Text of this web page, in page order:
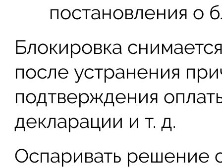
постановления о
Блокировка
после устранения
подтверждения
декларации и т. д.
Оспаривать решение